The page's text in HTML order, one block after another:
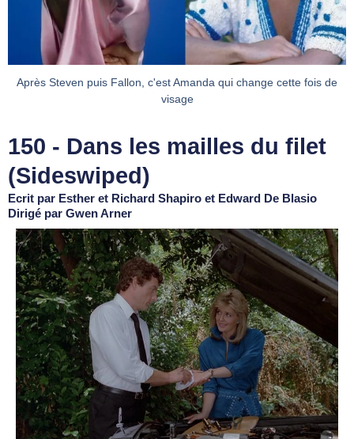
Après Steven puis Fallon, c'est Amanda qui change cette fois de
visage
150 - Dans les mailles du filet
(Sideswiped)
Ecrit par Esther et Richard Shapiro et Edward De Blasio
Dirigé par Gwen Arner